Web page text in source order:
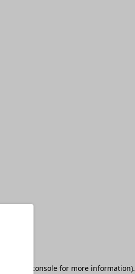
browser console for more information).